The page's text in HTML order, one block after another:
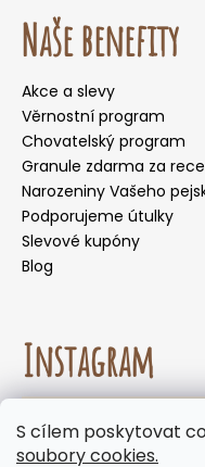
S cílem poskytovat
soubory cookies.
měsíců
samoobslužných
Naše benefity
Akce a slevy
Věrnostní program
Chovatelský program
Granule zdarma za
Narozeniny Vašeho
Podporujeme útulky
Slevové kupóny
Blog
Instagram